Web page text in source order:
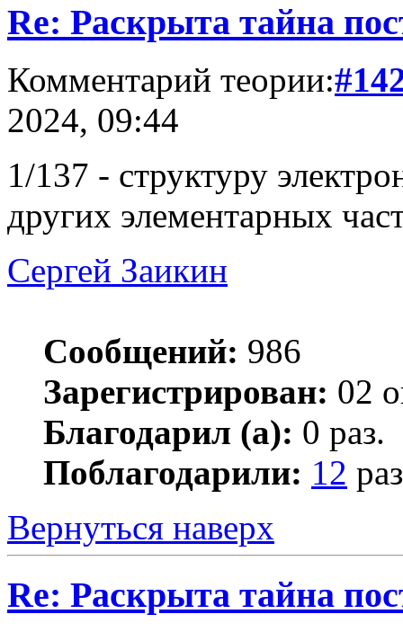
Re: Раскрыта тайна
Комментарий теории:
2024, 09:44
1/137 - структуру
других элементарных
Сергей Заикин
Сообщений: 986
Зарегистрирован: 02
Благодарил (а): 0 раз.
Поблагодарили: 12
Вернуться наверх
Re: Раскрыта тайна